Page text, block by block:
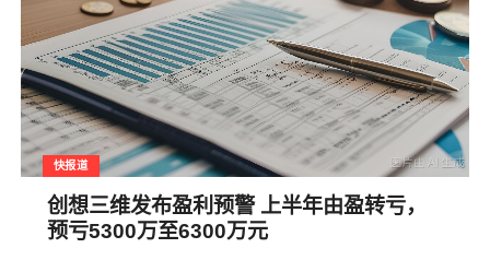
快报道
创想三维发布盈利预警 上半年由盈转亏，
预亏5300万至6300万元